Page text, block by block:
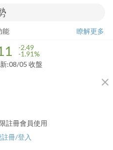
能
瞭解更多
-2.49
-1.91%
:08/05 收盤
close
註冊會員使用
冊/登入